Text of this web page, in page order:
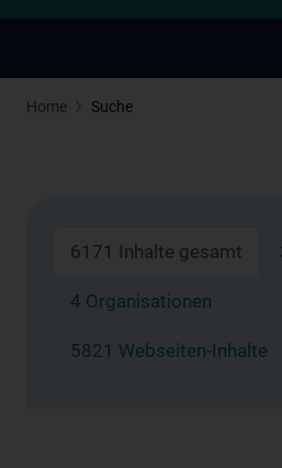
Home Suche
6171 Inhalte gesamt
4 Organisationen
5821 Webseiten-Inhalte